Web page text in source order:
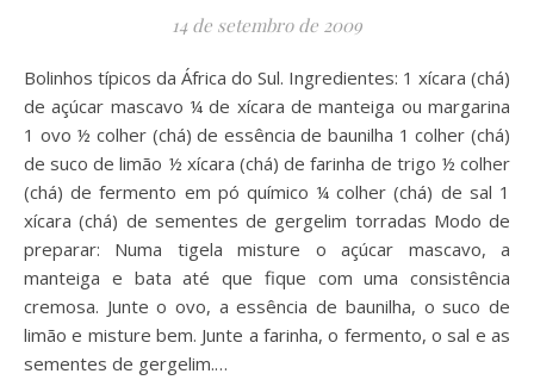
14 de setembro de 2009
Bolinhos típicos da África do Sul. Ingredientes: 1 xícara (chá)
de açúcar mascavo ¼ de xícara de manteiga ou margarina
1 ovo ½ colher (chá) de essência de baunilha 1 colher (chá)
de suco de limão ½ xícara (chá) de farinha de trigo ½ colher
(chá) de fermento em pó químico ¼ colher (chá) de sal 1
xícara (chá) de sementes de gergelim torradas Modo de
preparar: Numa tigela misture o açúcar mascavo, a
manteiga e bata até que fique com uma consistência
cremosa. Junte o ovo, a essência de baunilha, o suco de
limão e misture bem. Junte a farinha, o fermento, o sal e as
sementes de gergelim.…